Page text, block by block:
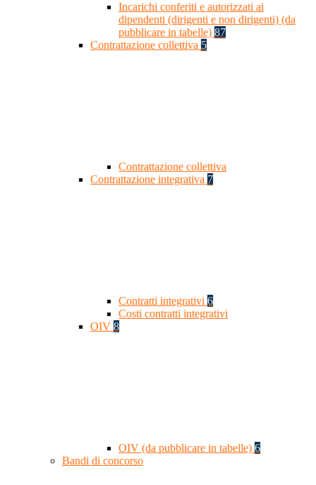
Incarichi conferiti e autorizzati ai
dipendenti (dirigenti e non dirigenti) (da
pubblicare in tabelle) 87
Contrattazione collettiva 5
Contrattazione collettiva
Contrattazione integrativa 7
Contratti integrativi 6
Costi contratti integrativi
OIV 8
OIV (da pubblicare in tabelle) 6
Bandi di concorso